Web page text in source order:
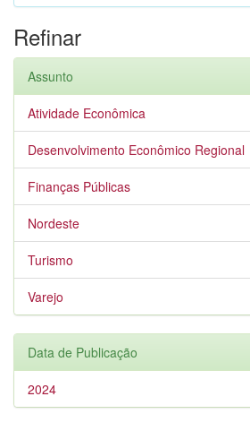
Refinar
Assunto
Atividade Econômica
Desenvolvimento Econômico Regional
Finanças Públicas
Nordeste
Turismo
Varejo
Data de Publicação
2024